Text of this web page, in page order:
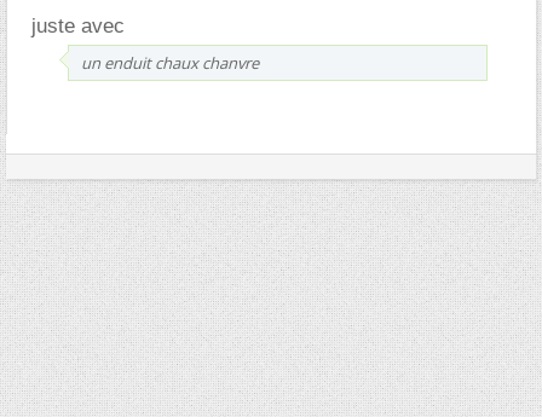
juste avec
un enduit chaux chanvre